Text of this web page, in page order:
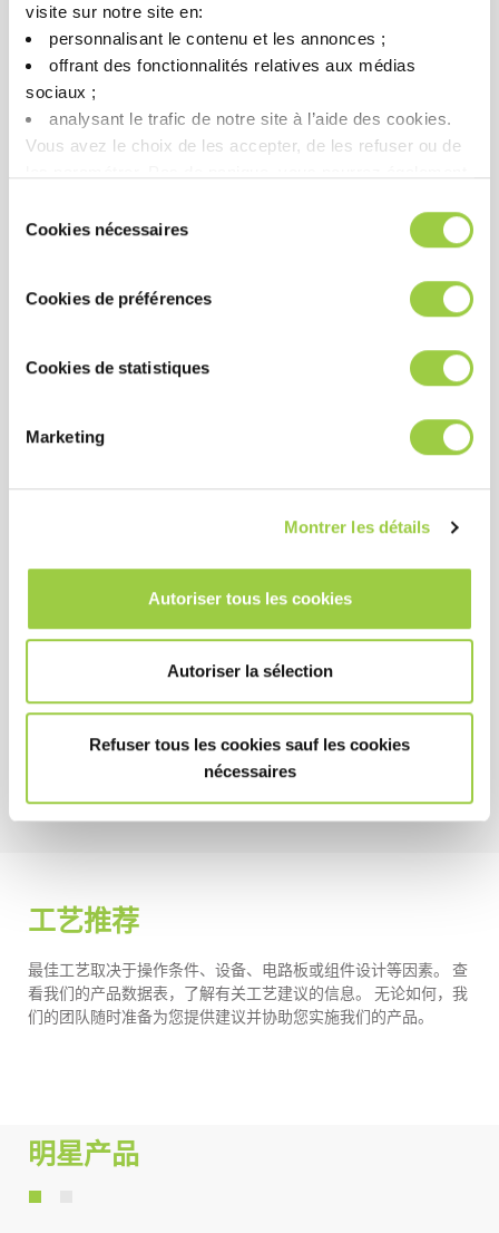
visite sur notre site en:​
personnalisant le contenu et les annonces ;​
offrant des fonctionnalités relatives aux médias
sociaux ; ​
analysant le trafic de notre site à l’aide des cookies.​
Vous avez le choix de les accepter, de les refuser ou de
cookies.​ ​ ​
duCookies nécessaires
Cookies de préférences
Cookies de statistiques
Marketing
Montrer les détails
Autoriser tous les cookies
Autoriser la sélection
Refuser tous les cookies sauf les cookies
nécessaires
好处
表现
兼容多种阻焊层
理
焊接后无可见助焊剂残留
成本
无 CMR 物质
不含卤素和胺
工艺推荐
最佳工艺取决于操作条件、设备、电路板或组件设计等因素。 查
看我们的产品数据表，了解有关工艺建议的信息。 无论如何，我
们的团队随时准备为您提供建议并协助您实施我们的产品。
明星产品